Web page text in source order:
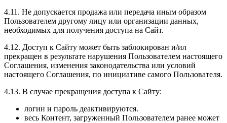
4.11. Не допускается продажа или передача иным образом
Пользователем другому лицу или организации данных,
необходимых для получения доступа на Сайт.
4.12. Доступ к Сайту может быть заблокирован и/ил
прекращен в результате нарушения Пользователем настоящего
Соглашения, изменения законодательства или условий
настоящего Соглашения, по инициативе самого Пользователя.
4.13. В случае прекращения доступа к Сайту:
логин и пароль деактивируются.
весь Контент, загруженный Пользователем ранее может